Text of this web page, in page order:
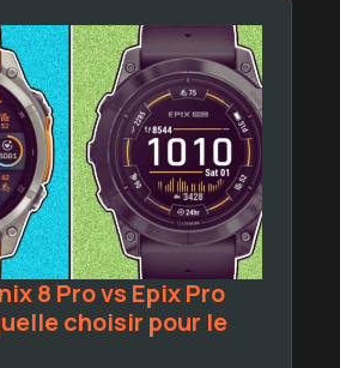
8 Pro vs Epix Pro
choisir pour le